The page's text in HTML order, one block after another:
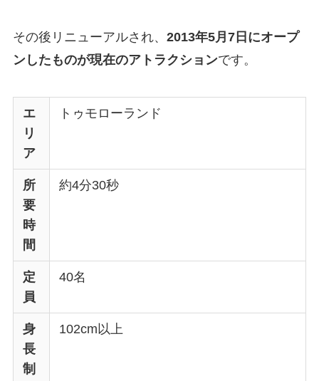
その後リニューアルされ、 2013年5月7日にオープ
ンしたものが現在のアトラクションです。
エ
リ
ア
トゥモローランド
所
要
時
間
約4分30秒
定
員
40名
身
長
制
102cm以上